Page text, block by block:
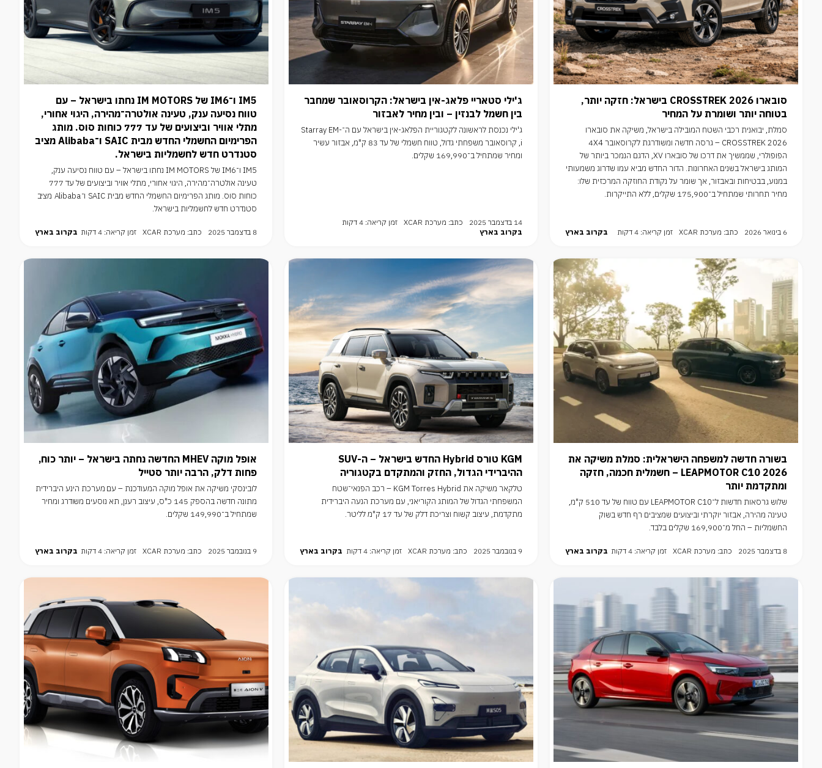
סובארו CROSSTREK 2026 בישראל: חזקה יותר,
בטוחה יותר ושומרת על המחיר
סמלת, יבואנית רכבי השטח המובילה בישראל, משיקה את סובארו
CROSSTREK 2026 – גרסה חדשה ומשודרגת לקרוסאובר 4X4
הפופולרי, שממשיך את דרכו של סובארו XV, הדגם הנמכר ביותר של
המותג בישראל בשנים האחרונות. הדור החדש מביא עמו שדרוג משמעותי
במנוע, בבטיחות ובאבזור, אך שומר על נקודת החוזקה המרכזית שלו:
מחיר תחרותי שמתחיל ב־175,900 שקלים, ללא התייקרות.
6 בינואר 2026 כתב: מערכת XCAR זמן קריאה: 4 דקות בקרוב בארץ
ג'ילי סטאריי פלאג-אין בישראל: הקרוסאובר שמחבר
בין חשמל לבנזין – ובין מחיר לאבזור
ג'ילי נכנסת לראשונה לקטגוריית הפלאג-אין בישראל עם ה־Starray EM-
i, קרוסאובר משפחתי גדול, טווח חשמלי של עד 83 ק"מ, אבזור עשיר
ומחיר שמתחיל ב־169,990 שקלים.
14 בדצמבר 2025 כתב: מערכת XCAR
זמן קריאה: 4 דקות
בקרוב בארץ
IM5 ו־IM6 של IM MOTORS נחתו בישראל – עם
טווח נסיעה ענק, טעינה אולטרה־מהירה, היגוי אחורי,
מתלי אוויר וביצועים של עד 777 כוחות סוס. מותג
הפרימיום החשמלי החדש מבית SAIC ו־Alibaba מציב
סטנדרט חדש לחשמליות בישראל.
IM5 ו־IM6 של IM MOTORS נחתו בישראל – עם טווח נסיעה ענק,
טעינה אולטרה־מהירה, היגוי אחורי, מתלי אוויר וביצועים של עד 777
כוחות סוס. מותג הפרימיום החשמלי החדש מבית SAIC ו־Alibaba מציב
סטנדרט חדש לחשמליות בישראל.
8 בדצמבר 2025 כתב: מערכת XCAR זמן קריאה: 4 דקות בקרוב בארץ
בשורה חדשה למשפחה הישראלית: סמלת משיקה את
LEAPMOTOR C10 2026 – חשמלית חכמה, חזקה
ומתקדמת יותר
שלוש גרסאות חדשות ל־LEAPMOTOR C10 עם טווח של עד 510 ק"מ,
טעינה מהירה, אבזור יוקרתי וביצועים שמציבים רף חדש בשוק
החשמליות – החל מ־169,900 שקלים בלבד.
8 בדצמבר 2025 כתב: מערכת XCAR זמן קריאה: 4 דקות בקרוב בארץ
KGM טורס Hybrid החדש בישראל – ה-SUV
ההיברידי הגדול, החזק והמתקדם בקטגוריה
טלקאר משיקה את KGM Torres Hybrid – רכב הפנאי־שטח
המשפחתי הגדול של המותג הקוריאני, עם מערכת הנעה היברידית
מתקדמת, עיצוב קשוח וצריכת דלק של עד 17 ק"מ לליטר.
9 בנובמבר 2025 כתב: מערכת XCAR זמן קריאה: 4 דקות בקרוב בארץ
אופל מוקה MHEV החדשה נחתה בישראל – יותר כוח,
פחות דלק, הרבה יותר סטייל
לובינסקי משיקה את אופל מוקה המעודכנת – עם מערכת הינע היברידית
מתונה חדשה בהספק 145 כ"ס, עיצוב רענן, תא נוסעים משודרג ומחיר
שמתחיל ב־149,990 שקלים.
9 בנובמבר 2025 כתב: מערכת XCAR זמן קריאה: 4 דקות בקרוב בארץ